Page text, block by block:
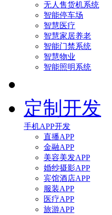
无人售货机系统
智能停车场
智慧医疗
智慧家居养老
智能门禁系统
智慧物业
智能照明系统
定制开发
手机APP开发
直播APP
金融APP
美容美发APP
婚纱摄影APP
宾馆酒店APP
服装APP
医疗APP
旅游APP